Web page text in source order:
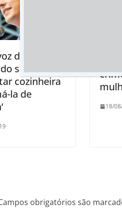
de MBL-BH
suspeito
cozinheira
la de
18/
obrigatórios são